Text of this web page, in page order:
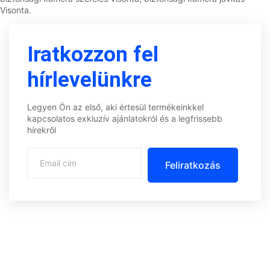
Visonta.
Iratkozzon fel
hírlevelünkre
Legyen Ön az első, aki értesül termékeinkkel
kapcsolatos exkluzív ajánlatokról és a legfrissebb
hírekről
Feliratkozás